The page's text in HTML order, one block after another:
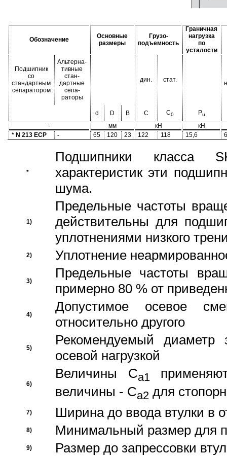
Обозначение
Основные
размеры
Грузо-
подъемность
Граничная
нагрузка
по
усталости
Подшипник
со
стандартным
сепаратором
Альтерна-
тивные
стан-
дартные
сепа-
раторы
дин. стат.
d D B C C0 Pu
- мм кН
кН
* N 213 ECP
- 65 120 23 122 118 15,6
*
Подшипники класса
характеристик эти
шума.
1)
Предельные частоты
действительны для
уплотнениями низкого
2) Уплотнение
3)
Предельные частоты
примерно 80 % от
4)
Допустимое осевое
относительно другого
5)
Рекомендуемый диаметр
осевой нагрузкой
6)
Величины Ca1
величины - Ca2 для
7) Ширина до ввода втулки в
8) Минимальный размер для
9) Размер до запрессовки